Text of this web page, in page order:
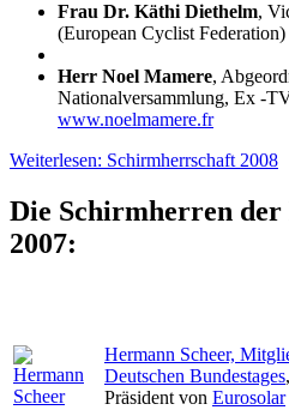
Frau Dr. Käthi Diethelm,
(European Cyclist Federation)
Herr Noel Mamere,
Nationalversammlung, Ex -
www.noelmamere.fr
Weiterlesen: Schirmherrschaft 2008
Die Schirmherren
2007:
Hermann Scheer,
Deutschen Bundestages,
Präsident von Eurosolar